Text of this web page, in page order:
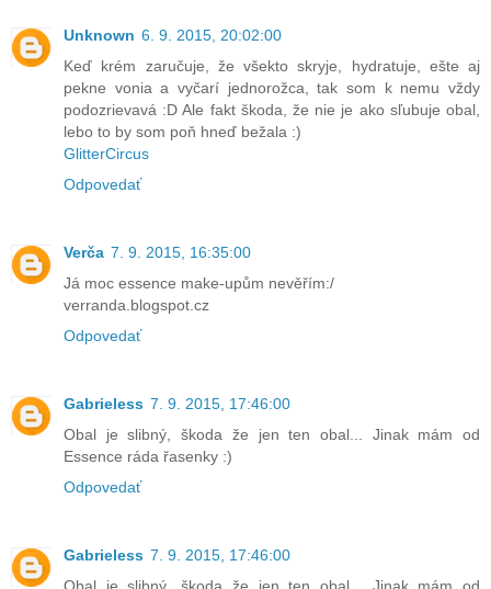
Unknown 6. 9. 2015, 20:02:00
Keď krém zaručuje, že všekto skryje, hydratuje, ešte aj
pekne vonia a vyčarí jednorožca, tak som k nemu vždy
podozrievavá :D Ale fakt škoda, že nie je ako sľubuje obal,
lebo to by som poň hneď bežala :)
GlitterCircus
Odpovedať
Verča 7. 9. 2015, 16:35:00
Já moc essence make-upům nevěřím:/
verranda.blogspot.cz
Odpovedať
Gabrieless 7. 9. 2015, 17:46:00
Obal je slibný, škoda že jen ten obal... Jinak mám od
Essence ráda řasenky :)
Odpovedať
Gabrieless 7. 9. 2015, 17:46:00